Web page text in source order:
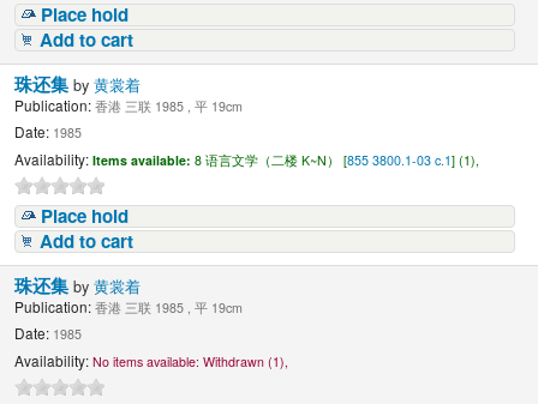
Place hold
Add to cart
珠还集by黄裳着
Publication: 香港 三联 1985 , 平 19cm
Date: 1985
Availability: Items available: 8 语言文学（二楼 K~N） [855 3800.1-03 c.1] (1),
Place hold
Add to cart
珠还集by黄裳着
Publication: 香港 三联 1985 , 平 19cm
Date: 1985
Availability: No items available: Withdrawn (1),